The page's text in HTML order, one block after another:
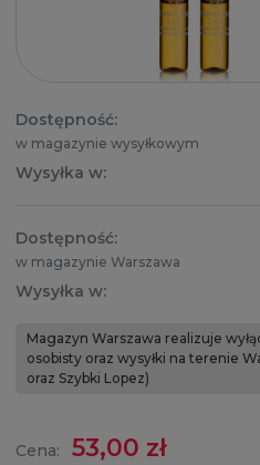
Dostępność:
w magazynie wysyłkowym
Wysyłka w:
Dostępność:
w magazynie Warszawa
Wysyłka w:
Magazyn Warszawa realizuje
osobisty oraz wysyłki na terenie
oraz Szybki Lopez)
Cena: 53,00 zł